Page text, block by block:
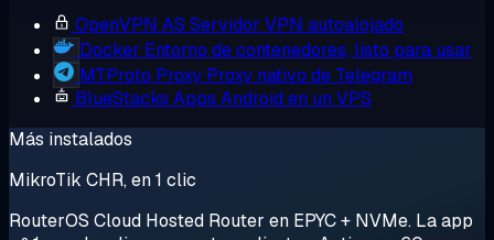
OpenVPN AS Servidor VPN autoalojado
Docker Entorno de contenedores, listo para usar
MTProto Proxy Proxy nativo de Telegram
BlueStacks Apps Android en un VPS
Más instalados
MikroTik CHR, en 1 clic
RouterOS Cloud Hosted Router en EPYC + NVMe. La app